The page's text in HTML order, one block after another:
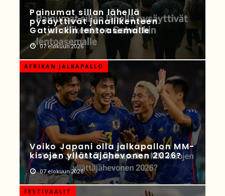
Painumat sillan lähellä
pysäyttivät junaliikenteen
Gatwickin lentoasemalle
07 elokuun 2026
AFRIKAN JALKAPALLO
Voiko Japani olla jalkapallon MM-
kisojen yllättäjähevonen 2026?
07 elokuun 2026
FESTIVAALIT